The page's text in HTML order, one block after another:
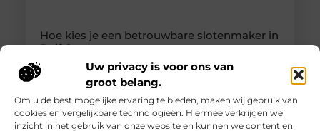
Uw privacy is voor ons van
groot belang.
Om u de best mogelijke ervaring te bieden, maken wij gebruik van
cookies en vergelijkbare technologieën. Hiermee verkrijgen we
inzicht in het gebruik van onze website en kunnen we content en
Hoe kies je een betrouwbare slotenmaker in
Delft?
Een betrouwbare slotenmaker vinden begint bij de
juiste signalen Een slotenmaker bel je zelden op
een rustig moment. Je staat buiten, je slot is kapot
of je bent net ingebroken. Precies op zulke
momenten is het lastig om goed te beoordelen wie